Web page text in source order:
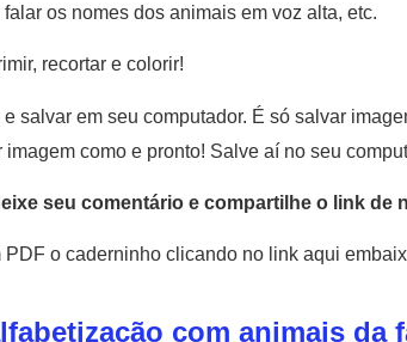
falar os nomes dos animais em voz alta, etc.
recortar e colorir!
salvar em seu computador. É só salvar
como e pronto! Salve aí no seu
seu comentário e compartilhe o link de
PDF o caderninho clicando no link aqui
com animais da